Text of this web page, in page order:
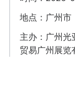
地点：广州市
主办：广州光
贸易广州展览